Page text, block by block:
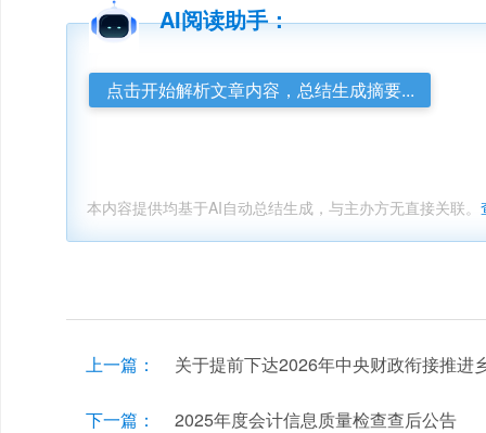
AI阅读助手：
点击开始解析文章内容，总结生成摘要...
本内容提供均基于AI自动总结生成，与主办方无直接关联。
上一篇： 关于提前下达2026年中央财政衔接推进
下一篇： 2025年度会计信息质量检查查后公告